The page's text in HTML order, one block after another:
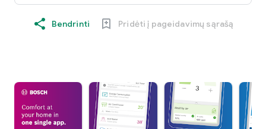
Bendrinti Pridėti į pageidavimų sąrašą